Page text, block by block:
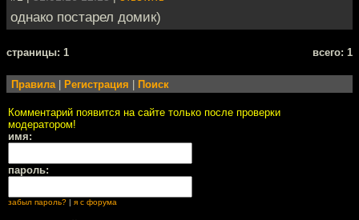
однако постарел домик)
cтраницы: 1 всего: 1
Правила Регистрация Поиск
Комментарий появится на сайте только после проверки
модератором!
имя:
пароль:
забыл пароль? | я с форума